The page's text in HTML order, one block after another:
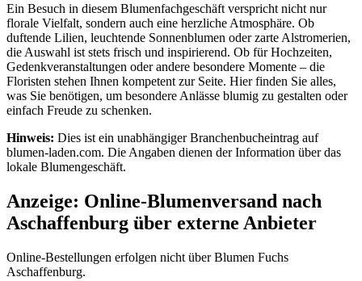
Ein Besuch in diesem Blumenfachgeschäft verspricht nicht nur
florale Vielfalt, sondern auch eine herzliche Atmosphäre. Ob
duftende Lilien, leuchtende Sonnenblumen oder zarte Alstromerien,
die Auswahl ist stets frisch und inspirierend. Ob für Hochzeiten,
Gedenkveranstaltungen oder andere besondere Momente – die
Floristen stehen Ihnen kompetent zur Seite. Hier finden Sie alles,
was Sie benötigen, um besondere Anlässe blumig zu gestalten oder
einfach Freude zu schenken.
Hinweis: Dies ist ein unabhängiger Branchenbucheintrag auf
blumen-laden.com. Die Angaben dienen der Information über das
lokale Blumengeschäft.
Anzeige: Online-Blumenversand nach
Aschaffenburg über externe Anbieter
Online-Bestellungen erfolgen nicht über Blumen Fuchs
Aschaffenburg.